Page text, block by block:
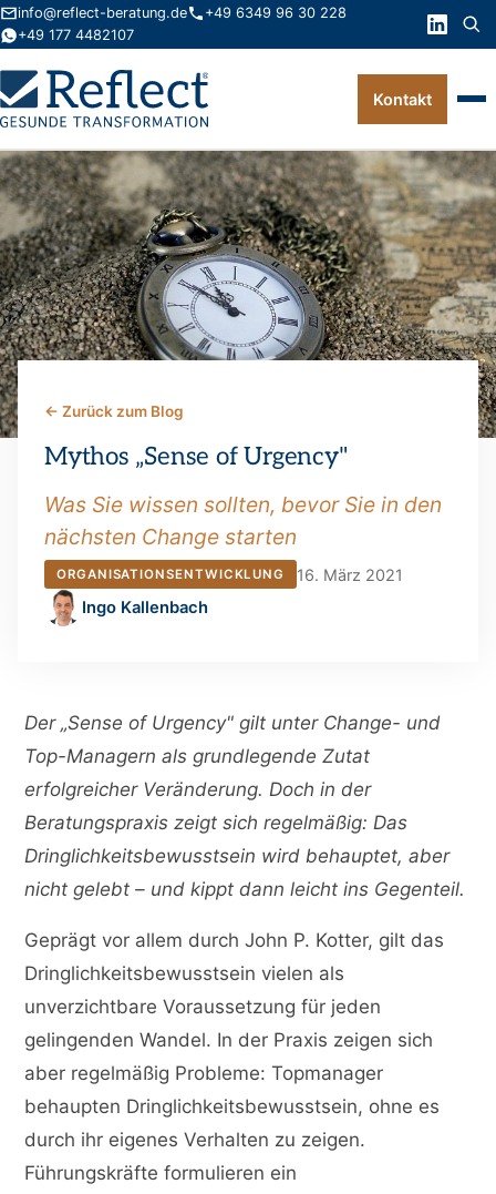
info@reflect-beratung.de
+49 6349 96 30 228
+49 177 4482107
Leistungen
Produkte
Wissen
Über uns
Kontakt
← Zurück zum Blog
Mythos „Sense of Urgency"
Was Sie wissen sollten, bevor Sie in den
nächsten Change starten
ORGANISATIONSENTWICKLUNG 16. März 2021
Ingo Kallenbach
Der „Sense of Urgency" gilt unter Change- und
Top-Managern als grundlegende Zutat
erfolgreicher Veränderung. Doch in der
Beratungspraxis zeigt sich regelmäßig: Das
Dringlichkeitsbewusstsein wird behauptet, aber
nicht gelebt – und kippt dann leicht ins Gegenteil.
Geprägt vor allem durch John P. Kotter, gilt das
Dringlichkeitsbewusstsein vielen als
unverzichtbare Voraussetzung für jeden
gelingenden Wandel. In der Praxis zeigen sich
aber regelmäßig Probleme: Topmanager
behaupten Dringlichkeitsbewusstsein, ohne es
durch ihr eigenes Verhalten zu zeigen.
Führungskräfte formulieren ein